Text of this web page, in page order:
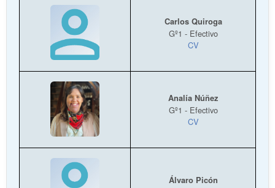
Carlos Quiroga
Gº1 - Efectivo
CV
Analía Núñez
Gº1 - Efectivo
CV
Álvaro Picón